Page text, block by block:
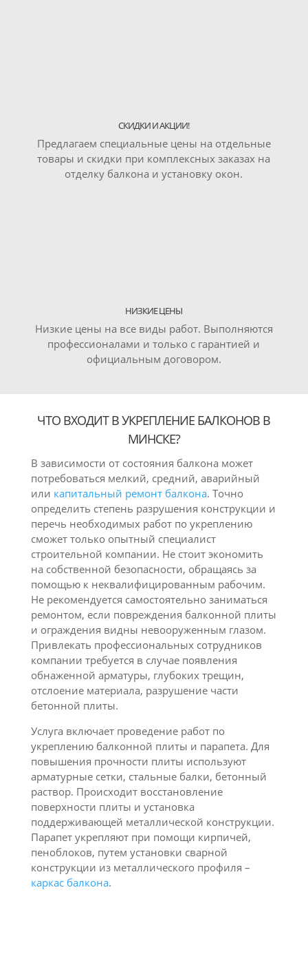
СКИДКИ И АКЦИИ!
Предлагаем специальные цены на отдельные
товары и скидки при комплексных заказах на
отделку балкона и установку окон.
НИЗКИЕ ЦЕНЫ
Низкие цены на все виды работ. Выполняются
профессионалами и только с гарантией и
официальным договором.
ЧТО ВХОДИТ В УКРЕПЛЕНИЕ БАЛКОНОВ В
МИНСКЕ?
В зависимости от состояния балкона может
потребоваться мелкий, средний, аварийный
или капитальный ремонт балкона. Точно
определить степень разрушения конструкции и
перечь необходимых работ по укреплению
сможет только опытный специалист
строительной компании. Не стоит экономить
на собственной безопасности, обращаясь за
помощью к неквалифицированным рабочим.
Не рекомендуется самостоятельно заниматься
ремонтом, если повреждения балконной плиты
и ограждения видны невооруженным глазом.
Привлекать профессиональных сотрудников
компании требуется в случае появления
обнаженной арматуры, глубоких трещин,
отслоение материала, разрушение части
бетонной плиты.
Услуга включает проведение работ по
укреплению балконной плиты и парапета. Для
повышения прочности плиты используют
арматурные сетки, стальные балки, бетонный
раствор. Происходит восстановление
поверхности плиты и установка
поддерживающей металлической конструкции.
Парапет укрепляют при помощи кирпичей,
пеноблоков, путем установки сварной
конструкции из металлического профиля –
каркас балкона.